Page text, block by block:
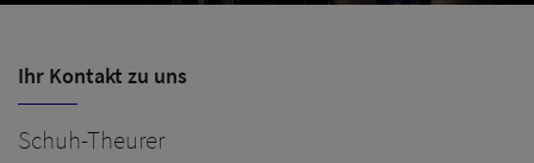
Ihr Kontakt zu uns
Schuh-Theurer